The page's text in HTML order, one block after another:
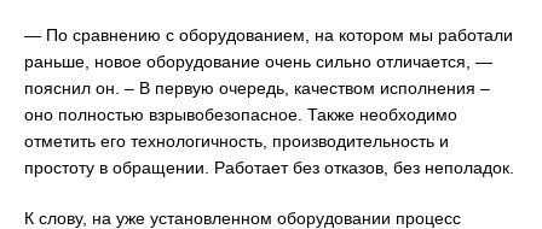
— По сравнению с оборудованием, на котором мы работали
раньше, новое оборудование очень сильно отличается, —
пояснил он. – В первую очередь, качеством исполнения –
оно полностью взрывобезопасное. Также необходимо
отметить его технологичность, производительность и
простоту в обращении. Работает без отказов, без неполадок.
К слову, на уже установленном оборудовании процесс